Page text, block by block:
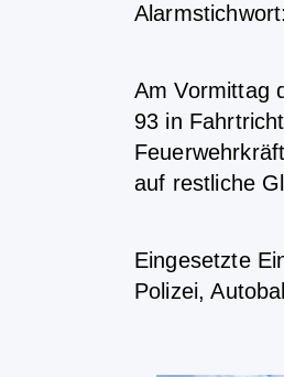
Am Vormittag
93 in
auf restliche
Eingesetzte
Polizei,